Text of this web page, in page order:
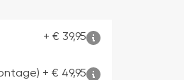
+ € 39,95
+ € 49,95